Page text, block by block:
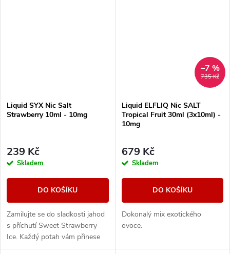
Liquid SYX Nic Salt
Strawberry 10ml - 10mg
239 Kč
Skladem
DO KOŠÍKU
Zamilujte se do sladkosti jahod
s příchutí Sweet Strawberry
Ice. Každý potah vám přinese
sytou chuť čerstvých jahod,
735 Kč
–7 %
Liquid ELFLIQ Nic SALT
Tropical Fruit 30ml (3x10ml) -
10mg
679 Kč
Skladem
DO KOŠÍKU
Dokonalý mix exotického
ovoce.